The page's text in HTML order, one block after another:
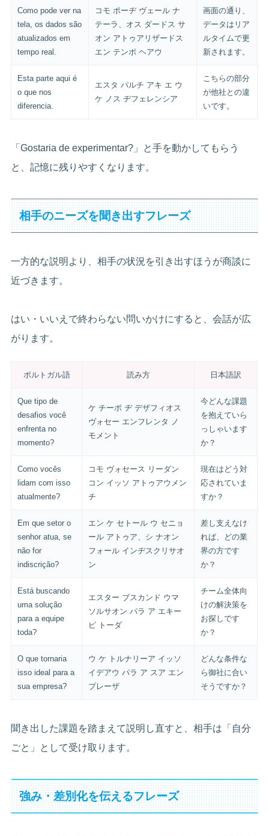
Como pode ver na
tela, os dados são
atualizados em
tempo real.
コモ ポーヂ ヴェール ナ
テーラ、オス ダードス サ
オン アトゥアリザードス
エン テンポ ヘアウ
画面の通り、
データはリア
ルタイムで更
新されます。
Esta parte aqui é
o que nos
diferencia.
エスタ パルチ アキ エ ウ
ケ ノス ヂフェレンシア
こちらの部分
が他社との違
いです。
「Gostaria de experimentar?」と手を動かしてもらう
と、記憶に残りやすくなります。
相手のニーズを聞き出すフレーズ
一方的な説明より、相手の状況を引き出すほうが商談に
近づきます。
はい・いいえで終わらない問いかけにすると、会話が広
がります。
ポルトガル語 読み方 日本語訳
Que tipo de
desafios você
enfrenta no
momento?
ケ チーポ ヂ デザフィオス
ヴォセー エンフレンタ ノ
モメント
今どんな課題
を抱えていら
っしゃいます
か？
Como vocês
lidam com isso
atualmente?
コモ ヴォセース リーダン
コン イッソ アトゥアウメン
チ
現在はどう対
応されていま
すか？
Em que setor o
senhor atua, se
não for
indiscrição?
エン ケ セトール ウ セニョ
ール アトゥア、シ ナオン
フォール インヂスクリサオ
ン
差し支えなけ
れば、どの業
界の方です
か？
Está buscando
uma solução
para a equipe
toda?
エスター ブスカンド ウマ
ソルサオン パラ ア エキー
ピ トーダ
チーム全体向
けの解決策を
お探しです
か？
O que tornaria
isso ideal para a
sua empresa?
ウ ケ トルナリーア イッソ
イデアウ パラ ア スア エン
プレーザ
どんな条件な
ら御社に合い
そうですか？
聞き出した課題を踏まえて説明し直すと、相手は「自分
ごと」として受け取ります。
強み・差別化を伝えるフレーズ